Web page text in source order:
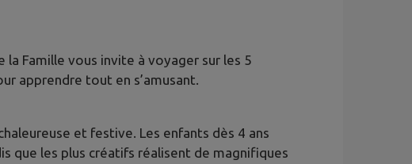
la Famille vous invite à voyager sur les 5
apprendre tout en s’amusant.
et festive. Les enfants dès 4 ans
que les plus créatifs réalisent de magnifiques